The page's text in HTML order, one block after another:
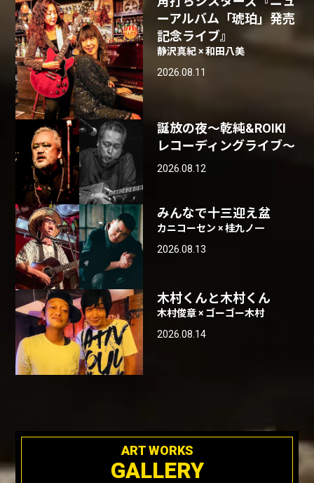
ーアルバム「琥珀」発売
記念ライブ』
静沢真紀 × 和田八美
2026.08.11
誕放の夜〜乾純&ROIKI
レコーディングライブ〜
2026.08.12
みんなで十三迎え盆
カニコーセン × 桂九ノ一
2026.08.13
木村くんと木村くん
木村俊章 × ゴーゴー木村
2026.08.14
ART WORKS
GALLERY